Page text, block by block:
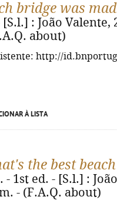
bridge was
[S.l.] : João
about)
http://
À LISTA
the best
- 1st ed. - [S.l.] :
- (F.A.Q. about)